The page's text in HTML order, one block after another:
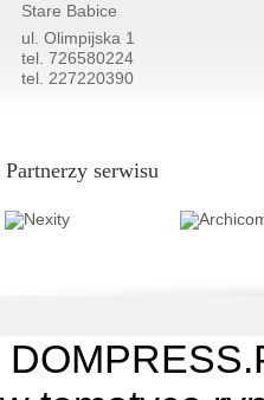
Stare Babice
ul. Olimpijska 1
tel. 726580224
tel. 227220390
Partnerzy serwisu